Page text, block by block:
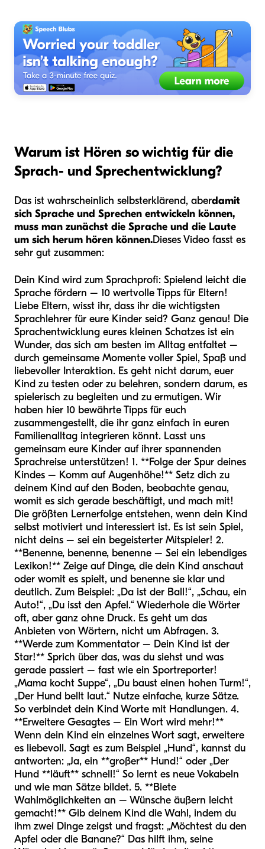
Warum ist Hören so wichtig für die
Sprach- und Sprechentwicklung?
Das ist wahrscheinlich selbsterklärend, aberdamit
sich Sprache und Sprechen entwickeln können,
muss man zunächst die Sprache und die Laute
um sich herum hören können.Dieses Video fasst es
sehr gut zusammen:
Dein Kind wird zum Sprachprofi: Spielend leicht die
Sprache fördern – 10 wertvolle Tipps für Eltern!
Liebe Eltern, wisst ihr, dass ihr die wichtigsten
Sprachlehrer für eure Kinder seid? Ganz genau! Die
Sprachentwicklung eures kleinen Schatzes ist ein
Wunder, das sich am besten im Alltag entfaltet –
durch gemeinsame Momente voller Spiel, Spaß und
liebevoller Interaktion. Es geht nicht darum, euer
Kind zu testen oder zu belehren, sondern darum, es
spielerisch zu begleiten und zu ermutigen. Wir
haben hier 10 bewährte Tipps für euch
zusammengestellt, die ihr ganz einfach in euren
Familienalltag integrieren könnt. Lasst uns
gemeinsam eure Kinder auf ihrer spannenden
Sprachreise unterstützen! 1. **Folge der Spur deines
Kindes – Komm auf Augenhöhe!** Setz dich zu
deinem Kind auf den Boden, beobachte genau,
womit es sich gerade beschäftigt, und mach mit!
Die größten Lernerfolge entstehen, wenn dein Kind
selbst motiviert und interessiert ist. Es ist sein Spiel,
nicht deins – sei ein begeisterter Mitspieler! 2.
**Benenne, benenne, benenne – Sei ein lebendiges
Lexikon!** Zeige auf Dinge, die dein Kind anschaut
oder womit es spielt, und benenne sie klar und
deutlich. Zum Beispiel: „Da ist der Ball!“, „Schau, ein
Auto!“, „Du isst den Apfel.“ Wiederhole die Wörter
oft, aber ganz ohne Druck. Es geht um das
Anbieten von Wörtern, nicht um Abfragen. 3.
**Werde zum Kommentator – Dein Kind ist der
Star!** Sprich über das, was du siehst und was
gerade passiert – fast wie ein Sportreporter!
„Mama kocht Suppe“, „Du baust einen hohen Turm!“,
„Der Hund bellt laut.“ Nutze einfache, kurze Sätze.
So verbindet dein Kind Worte mit Handlungen. 4.
**Erweitere Gesagtes – Ein Wort wird mehr!**
Wenn dein Kind ein einzelnes Wort sagt, erweitere
es liebevoll. Sagt es zum Beispiel „Hund“, kannst du
antworten: „Ja, ein **großer** Hund!“ oder „Der
Hund **läuft** schnell!“ So lernt es neue Vokabeln
und wie man Sätze bildet. 5. **Biete
Wahlmöglichkeiten an – Wünsche äußern leicht
gemacht!** Gib deinem Kind die Wahl, indem du
ihm zwei Dinge zeigst und fragst: „Möchtest du den
Apfel oder die Banane?“ Das hilft ihm, seine